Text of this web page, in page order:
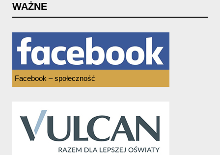
WAŻNE
Facebook – społeczność